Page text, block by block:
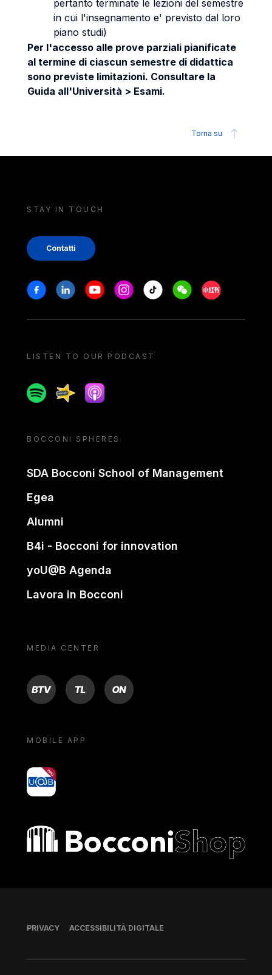
pertanto terminate le lezioni del semestre
in cui l'insegnamento e' previsto dal loro
piano studi)
Per l'accesso alle prove parziali pianificate
al termine di ciascun semestre di didattica
sono previste limitazioni. Consultare la
Guida all'Università > Esami.
Torna su
STAY IN TOUCH
Contatti
Stay in touch
FacebookLinkedinYoutubeInstagram
Tiktok WeechatXiaohongshu/
LISTEN TO OUR PODCAST
SpotifySpreakerApple podcast
BOCCONI SPHERES
SDA Bocconi School of Management
Egea
Alumni
B4i - Bocconi for innovation
yoU@B Agenda
Lavora in Bocconi
MEDIA CENTER
BTV TL ON
MOBILE APP
yoU@B
Bocconi shop
Piè di pagina
PRIVACY ACCESSIBILITÀ DIGITALE